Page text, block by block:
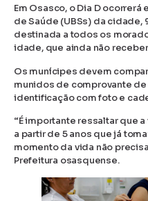
Em Osasco, o Dia D
de Saúde (UBSs) da cidade,
destinada a todos os
idade, que ainda não
Os munícipes devem
munidos de comprovante
identificação com foto e
“É importante ressaltar que
a partir de 5 anos que já
momento da vida não
Prefeitura osasquense.